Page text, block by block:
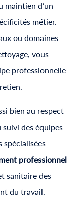
maintien d’un
métier.
ou domaines
vous
professionnelle
bien au respect
suivi des équipes
spécialisées
professionnel
sanitaire des
du travail.